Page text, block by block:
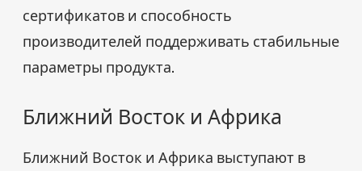
сертификатов и способность
производителей поддерживать стабильные
параметры продукта.
Ближний Восток и Африка
Ближний Восток и Африка выступают в